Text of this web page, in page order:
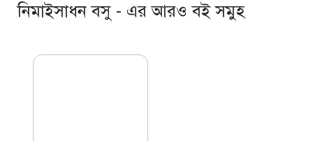
নিমাইসাধন বসু - এর আরও বই সমুহ